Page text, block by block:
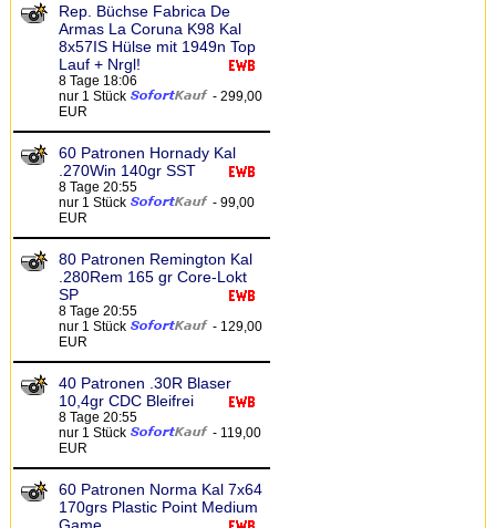
Rep. Büchse Fabrica De
Armas La Coruna K98 Kal
8x57IS Hülse mit 1949n Top
Lauf + Nrgl!
8 Tage 18:06
nur 1 Stück
- 299,00
EUR
60 Patronen Hornady Kal
.270Win 140gr SST
8 Tage 20:55
nur 1 Stück
- 99,00
EUR
80 Patronen Remington Kal
.280Rem 165 gr Core-Lokt
SP
8 Tage 20:55
nur 1 Stück
- 129,00
EUR
40 Patronen .30R Blaser
10,4gr CDC Bleifrei
8 Tage 20:55
nur 1 Stück
- 119,00
EUR
60 Patronen Norma Kal 7x64
170grs Plastic Point Medium